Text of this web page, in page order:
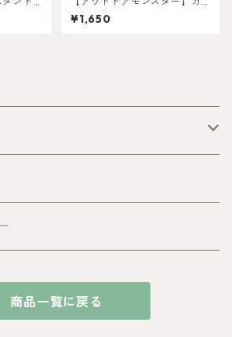
ーデンピック
¥1,650
商品一覧に戻る